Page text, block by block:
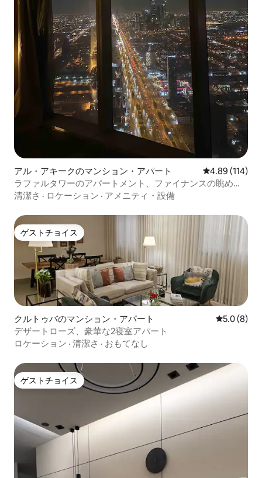
アル・アキークのマンション・アパート レビュー114
4.89 (114)
ラファルタワーのアパートメント、ファイナンスの眺め
（セルフチェックイン）
清潔さ · ロケーション · アメニティ・設備
ゲストチョイス
ゲストチョイス
クルトゥバのマンション・アパート レビュー8
5.0 (8)
デザートローズ、豪華な2寝室アパート
ロケーション · 清潔さ · おもてなし
ゲストチョイス
ゲストチョイス